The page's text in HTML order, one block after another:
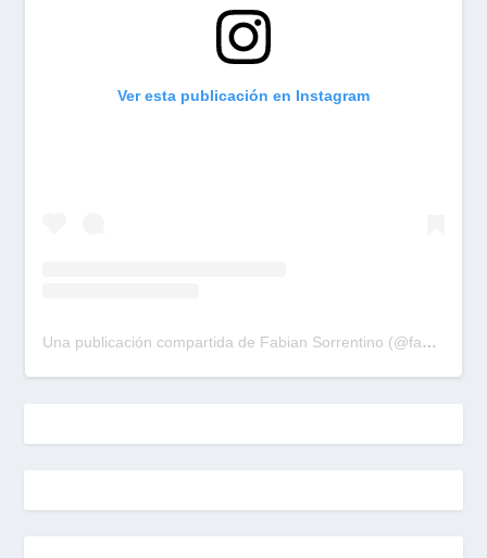
Ver esta publicación en Instagram
Una publicación compartida de Fabian Sorrentino (@fabiansonria)